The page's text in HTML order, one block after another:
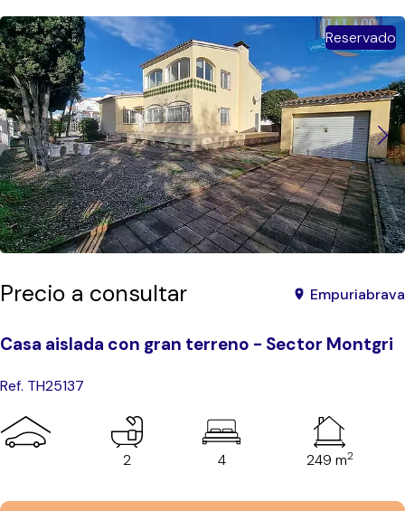
Reservado
Precio a consultar Empuriabrava
Casa aislada con gran terreno - Sector Montgri
Ref. TH25137
2 4 249 m2